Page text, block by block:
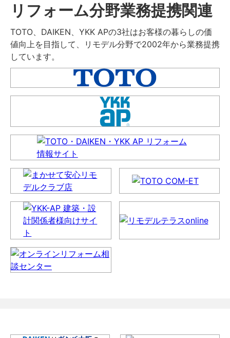
リフォーム分野業務提携関連
TOTO、DAIKEN、YKK APの3社はお客様の暮らしの価
値向上を目指して、リモデル分野で2002年から業務提携
しています。